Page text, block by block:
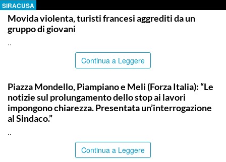
SIRACUSA
Movida violenta, turisti francesi aggrediti da un
gruppo di giovani
..
Continua a Leggere
Piazza Mondello, Piampiano e Meli (Forza Italia): “Le
notizie sul prolungamento dello stop ai lavori
impongono chiarezza. Presentata un’interrogazione
al Sindaco.”
..
Continua a Leggere